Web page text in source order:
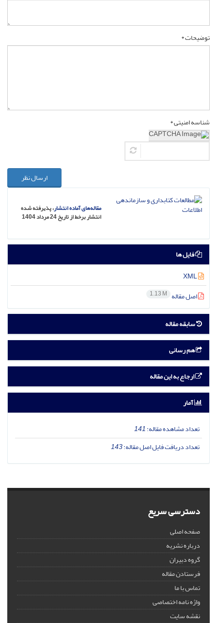
توضیحات *
شناسه امنیتی *
ارسال نظر
مقاله‌های آماده انتشار، پذیرفته شده
انتشار برخط از تاریخ 24 مرداد 1404
فایل ها
اصل مقاله 1.13 M
سابقه مقاله
هم رسانی
ارجاع به این مقاله
آمار
تعداد مشاهده مقاله:141
تعداد دریافت فایل اصل مقاله:143
دسترسی سریع
صفحه اصلی
درباره نشریه
گروه دبیران
فرستادن مقاله
تماس با ما
واژه نامه اختصاصی
نقشه سایت